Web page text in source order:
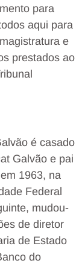
para
aqui para
e
prestados ao
é casado
Galvão e pai
1963, na
Federal
mudou-
de diretor
de Estado
do